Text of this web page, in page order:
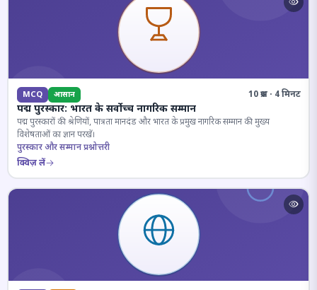
MCQ आसान 10 प्रश्न · 4 मिनट
पद्म पुरस्कार: भारत के सर्वोच्च नागरिक सम्मान
पद्म पुरस्कारों की श्रेणियों, पात्रता मानदंड और भारत के प्रमुख नागरिक सम्मान की मुख्य
विशेषताओं का ज्ञान परखें।
पुरस्कार और सम्मान प्रश्नोत्तरी
क्विज़ लें